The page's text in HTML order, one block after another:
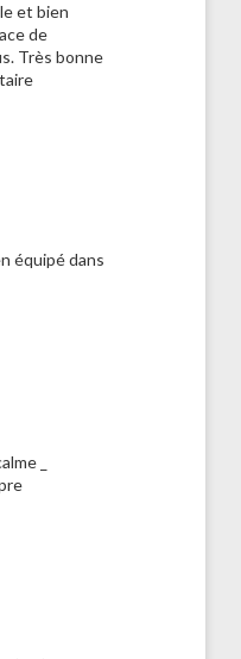
et bien
de
Très bonne
équipé dans
_